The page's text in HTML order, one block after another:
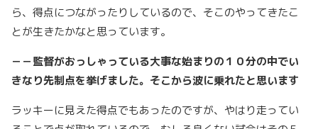
ら、得点につながったりしているので、そこのやってきたこ
とが生きたかなと思っています。
－－監督がおっしゃっている大事な始まりの１０分の中でい
きなり先制点を挙げました。そこから波に乗れたと思います
ラッキーに見えた得点でもあったのですが、やはり走ってい